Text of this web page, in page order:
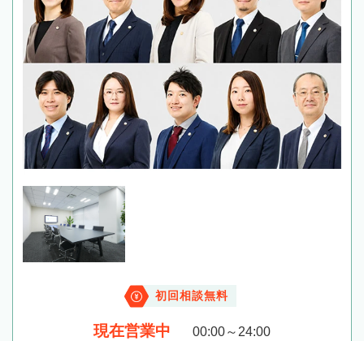
初回相談無料
現在営業中 00:00～24:00